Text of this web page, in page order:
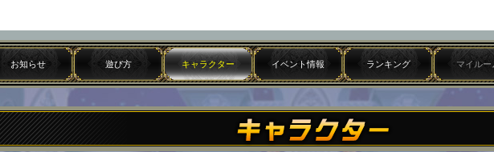
お知らせ 遊び方 キャラクター イベント情報 ランキング マイルー